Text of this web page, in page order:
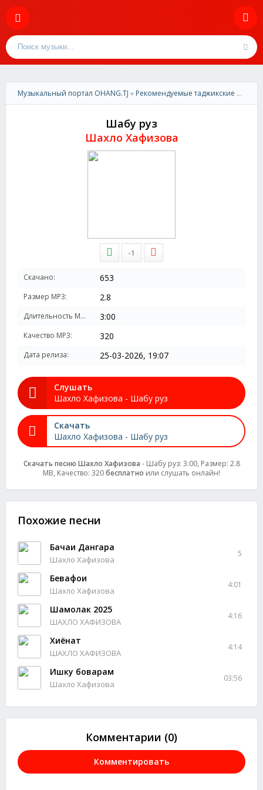
Музыкальный портал OHANG.TJ » Рекомендуемые таджикские песни
Шабу руз
Шахло Хафизова
-1
Скачано: 653
Размер MP3: 2.8
Длительность MP3: 3:00
Качество MP3: 320
Дата релиза: 25-03-2026, 19:07
Слушать
Шахло Хафизова - Шабу руз
Скачать
Шахло Хафизова - Шабу руз
Скачать песню Шахло Хафизова - Шабу руз: 3:00, Размер: 2.8
MB, Качество: 320бесплатно или слушать онлайн!
Похожие песни
Бачаи Дангара
Шахло Хафизова
5
Бевафои
Шахло Хафизова
4:01
Шамолак 2025
ШАХЛО ХАФИЗОВА
4:16
Хиёнат
ШАХЛО ХАФИЗОВА
4:14
Ишку боварам
Шахло Хафизова
03:56
Комментарии (0)
Комментировать